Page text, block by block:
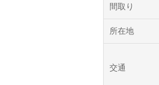
間取り
所在地
交通